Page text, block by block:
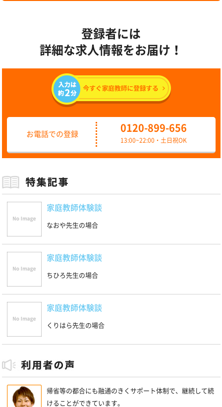
登録者には
詳細な求人情報をお届け！
お電話での登録
0120-899-656
13:00~22:00・土日祝OK
家庭教師体験談
なおや先生の場合
家庭教師体験談
ちひろ先生の場合
家庭教師体験談
くりはら先生の場合
帰省等の都合にも融通のきくサポート体制で、継続して続
けることができています。